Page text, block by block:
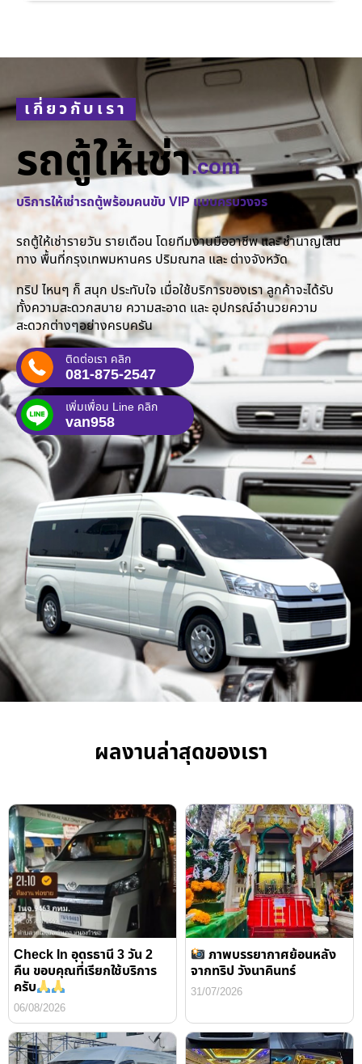
เกี่ยวกับเรา
รถตู้ให้เช่า.com
บริการให้เช่ารถตู้พร้อมคนขับ VIP แบบครบวงจร
รถตู้ให้เช่ารายวัน รายเดือน โดยทีมงานมืออาชีพ และ ชำนาญเส้น
ทาง พื้นที่กรุงเทพมหานคร ปริมณฑล และ ต่างจังหวัด
ทริป ไหนๆ ก็ สนุก ประทับใจ เมื่อใช้บริการของเรา ลูกค้าจะได้รับ
ทั้งความสะดวกสบาย ความสะอาด และ อุปกรณ์อำนวยความ
สะดวกต่างๆอย่างครบครัน
ติดต่อเรา คลิก
081-875-2547
เพิ่มเพื่อน Line คลิก
van958
ผลงานล่าสุดของเรา
Check In อุดรธานี 3 วัน 2
คืน ขอบคุณที่เรียกใช้บริการ
ครับ
06/08/2026
ภาพบรรยากาศย้อนหลัง
จากทริป วังนาคินทร์
31/07/2026